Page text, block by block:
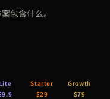
包含什么。
Lite
Starter
$29
Growth
$79